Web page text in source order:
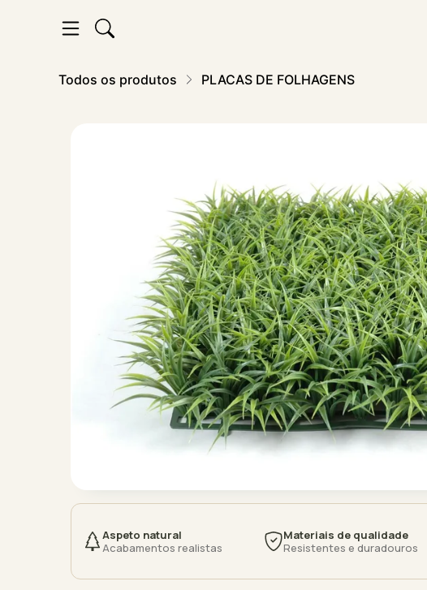
Todos os produtos PLACAS DE FOLHAGENS
Aspeto natural
Acabamentos realistas
Materiais de qualidade
Resistentes e duradouros